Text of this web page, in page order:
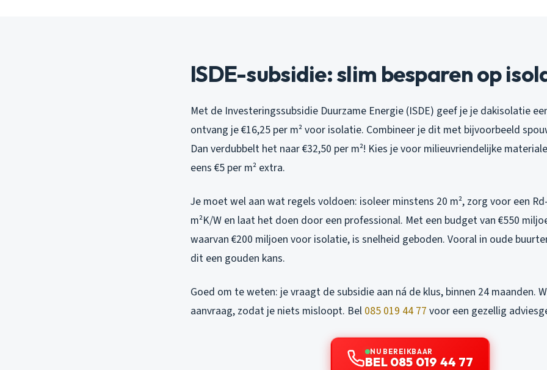
ISDE-subsidie: slim besparen op
Met de Investeringssubsidie Duurzame Energie (ISDE) geef je je dakisolatie
ontvang je €16,25 per m² voor isolatie. Combineer je dit met bijvoorbeeld
Dan verdubbelt het naar €32,50 per m²! Kies je voor milieuvriendelijke
eens €5 per m² extra.
Je moet wel aan wat regels voldoen: isoleer minstens 20 m², zorg voor een
m²K/W en laat het doen door een professional. Met een budget van €550
waarvan €200 miljoen voor isolatie, is snelheid geboden. Vooral in oude
dit een gouden kans.
Goed om te weten: je vraagt de subsidie aan ná de klus, binnen 24 maanden.
aanvraag, zodat je niets misloopt. Bel 085 019 44 77 voor een gezellig
NU BEREIKBAAR
BEL 085 019 44 77